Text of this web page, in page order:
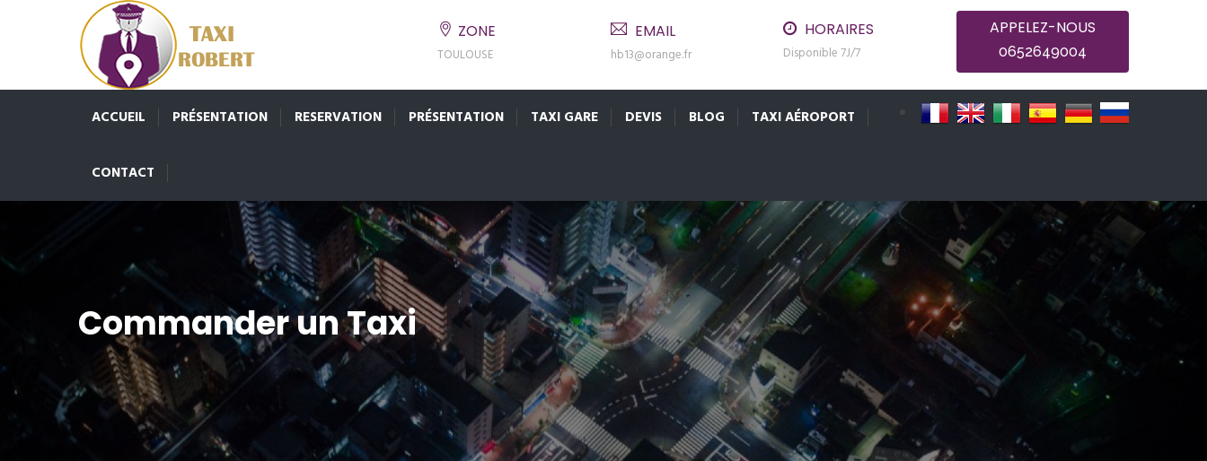
ZONE
TOULOUSE
EMAIL
hb13@orange.fr
HORAIRES
Disponible 7J/7
APPELEZ-NOUS
0652649004
ACCUEIL PRÉSENTATION RESERVATION PRÉSENTATION TAXI GARE DEVIS BLOG TAXI AÉROPORT
CONTACT
Commander un Taxi